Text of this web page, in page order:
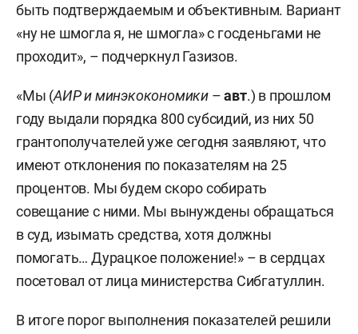
быть подтверждаемым и объективным. Вариант
«ну не шмогла я, не шмогла» с госденьгами не
проходит», – подчеркнул Газизов.
«Мы (АИР и минэкокономики –авт.) в прошлом
году выдали порядка 800 субсидий, из них 50
грантополучателей уже сегодня заявляют, что
имеют отклонения по показателям на 25
процентов. Мы будем скоро собирать
совещание с ними. Мы вынуждены обращаться
в суд, изымать средства, хотя должны
помогать… Дурацкое положение!» – в сердцах
посетовал от лица министерства Сибгатуллин.
В итоге порог выполнения показателей решили